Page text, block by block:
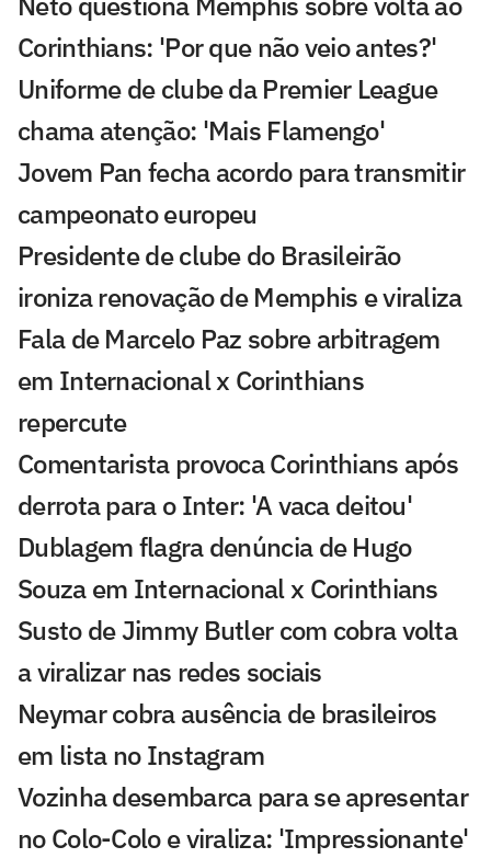
Corinthians: 'Por que não veio antes?'
Uniforme de clube da Premier League
chama atenção: 'Mais Flamengo'
Jovem Pan fecha acordo para transmitir
campeonato europeu
Presidente de clube do Brasileirão
ironiza renovação de Memphis e viraliza
Fala de Marcelo Paz sobre arbitragem
em Internacional x Corinthians
repercute
Comentarista provoca Corinthians após
derrota para o Inter: 'A vaca deitou'
Dublagem flagra denúncia de Hugo
Souza em Internacional x Corinthians
Susto de Jimmy Butler com cobra volta
a viralizar nas redes sociais
Neymar cobra ausência de brasileiros
em lista no Instagram
Vozinha desembarca para se apresentar
no Colo-Colo e viraliza: 'Impressionante'